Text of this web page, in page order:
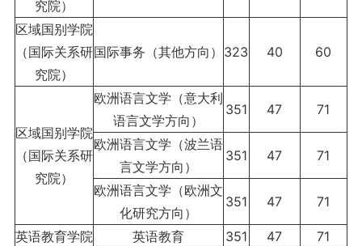
究院）
区域国别学院
（国际关系研
究院）
国际事务（其他方向） 323 40 60
区域国别学院
（国际关系研
究院）
欧洲语言文学（意大利
语言文学方向）
351 47 71
欧洲语言文学（波兰语
言文学方向）
351 47 71
欧洲语言文学（欧洲文
化研究方向）
351 47 71
英语教育学院 英语教育 351 47
71